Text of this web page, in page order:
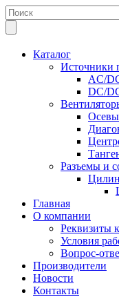
Каталог
Источники
AC/
DC/
Разъемы и
Главная
О компании
Реквизиты
Условия
Вопрос-
Производители
Новости
Контакты